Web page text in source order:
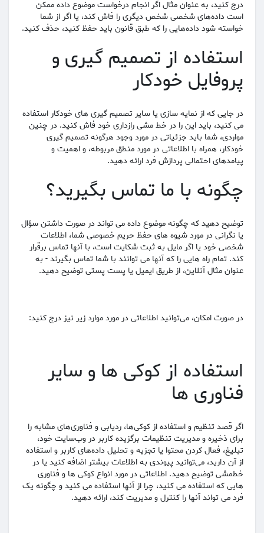
درج کنید، به عنوان مثال اگر انجام درخواست موضوع داده ممکن
است داده‌های شخصی شخص دیگری را فاش کند، یا اگر از شما
خواسته شود داده‌هایی را که طبق قانون باید حفظ کنید، حذف کنید.
استفاده از تصمیم گیری و
پروفایل خودکار
در جایی که از نمایه سازی یا سایر تصمیم گیری های خودکار استفاده
می کنید، باید این را در خط مشی رازداری خود فاش کنید. در چنین
مواردی، شما باید جزئیاتی در مورد وجود هرگونه تصمیم گیری
خودکار، همراه با اطلاعاتی در مورد منطق مربوطه، و اهمیت و
پیامدهای احتمالی پردازش فرد ارائه دهید.
چگونه با ما تماس بگیرید؟
توضیح دهید که چگونه موضوع داده می تواند در صورت داشتن سؤال
یا نگرانی در مورد شیوه های حفظ حریم خصوصی شما، اطلاعات
شخصی خود یا اگر مایل به ثبت شکایت است، با آنها تماس برقرار
کند. تمام راه هایی را که آنها می توانند با شما تماس بگیرند - به
عنوان مثال آنلاین، از طریق ایمیل یا پست پستی توضیح دهید.
در صورت امکان، می‌توانید اطلاعاتی در مورد موارد زیر نیز درج کنید:
استفاده از کوکی ها و سایر
فناوری ها
اگر قصد تنظیم و استفاده از کوکی‌ها، ردیابی و فناوری‌های مشابه را
برای ذخیره و مدیریت تنظیمات برگزیده کاربر در وب‌سایت خود،
تبلیغ، فعال کردن محتوا یا تجزیه و تحلیل داده‌های کاربر و استفاده
از آن دارید، می‌توانید پیوندی به اطلاعات بیشتر اضافه کنید یا در
خط‌مشی توضیح دهید. اطلاعاتی در مورد انواع کوکی ها و فناوری
هایی که استفاده می کنید، چرا از آنها استفاده می کنید و چگونه یک
فرد می تواند آنها را کنترل و مدیریت کند، ارائه دهید.